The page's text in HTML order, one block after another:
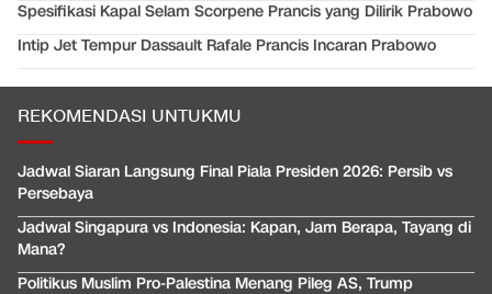
Spesifikasi Kapal Selam Scorpene Prancis yang Dilirik Prabowo
Intip Jet Tempur Dassault Rafale Prancis Incaran Prabowo
REKOMENDASI UNTUKMU
Jadwal Siaran Langsung Final Piala Presiden 2026: Persib vs
Persebaya
Jadwal Singapura vs Indonesia: Kapan, Jam Berapa, Tayang di
Mana?
Politikus Muslim Pro-Palestina Menang Pileg AS, Trump